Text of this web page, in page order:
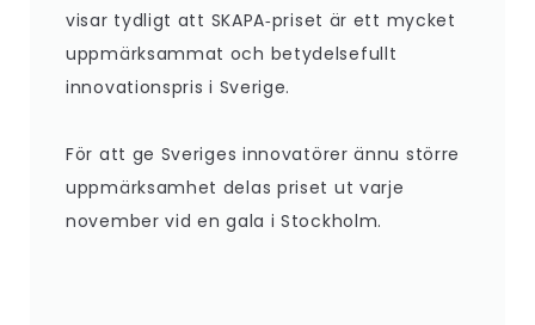
visar tydligt att SKAPA‑priset är ett mycket
uppmärksammat och betydelsefullt
innovationspris i Sverige.
För att ge Sveriges innovatörer ännu större
uppmärksamhet delas priset ut varje
november vid en gala i Stockholm.